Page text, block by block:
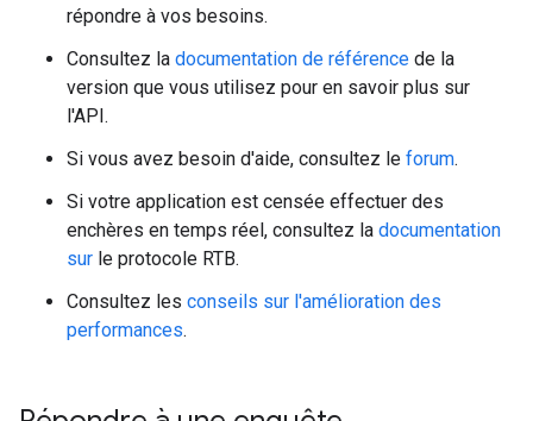
répondre à vos besoins.
Consultez la documentation de référence de la
version que vous utilisez pour en savoir plus sur
l'API.
Si vous avez besoin d'aide, consultez le forum.
Si votre application est censée effectuer des
enchères en temps réel, consultez la documentation
sur le protocole RTB.
Consultez les conseils sur l'amélioration des
performances.